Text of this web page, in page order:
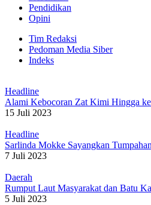
Pendidikan
Opini
Tim Redaksi
Pedoman Media Siber
Indeks
Headline
Alami Kebocoran Zat Kimi Hingga
15 Juli 2023
Headline
Sarlinda Mokke Sayangkan
7 Juli 2023
Daerah
Rumput Laut Masyarakat dan Batu
5 Juli 2023